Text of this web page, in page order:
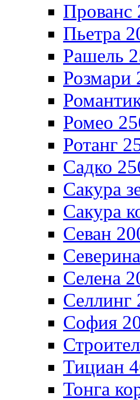
Прованс
Пьетра
Рашель
Розмари
Ромео
Ротанг
Садко
Сакура
Сакура
Севан
Селена
Селлинг
София
Тициан
Тонга